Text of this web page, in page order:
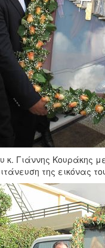
κ. Γιάννης Κουράκης
της εικόνας